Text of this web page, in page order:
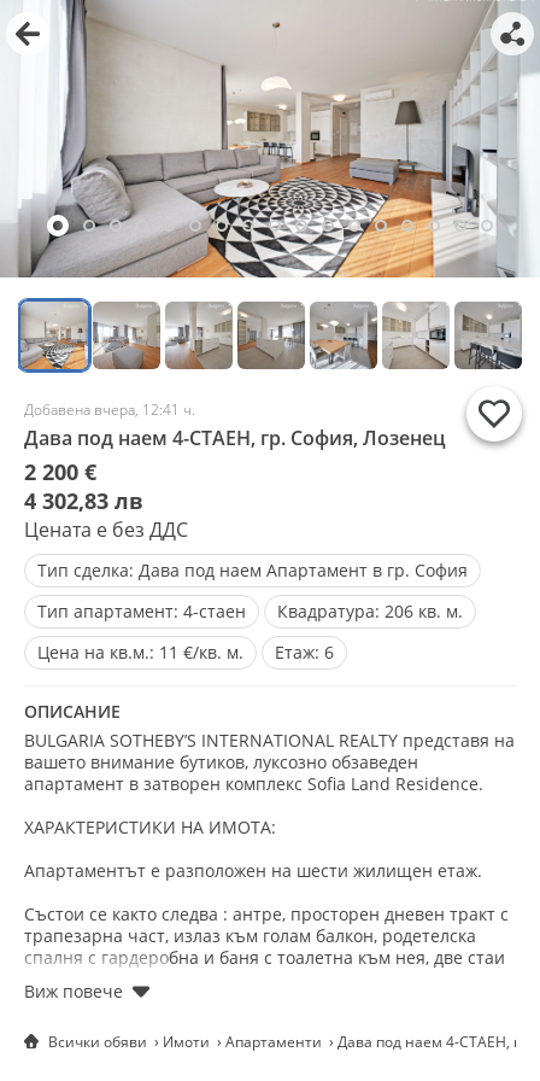
Добавена вчера, 12:41 ч.
Дава под наем 4-СТАЕН, гр. София, Лозенец
2 200 €
4 302,83 лв
Цената е без ДДС
Тип сделка: Дава под наем Апартамент в гр. София
Тип апартамент: 4-стаен Квадратура: 206 кв. м.
Цена на кв.м.: 11 €/кв. м. Eтаж: 6
ОПИСАНИЕ
BULGARIA SOTHEBY’S INTERNATIONAL REALTY представя на
вашето внимание бутиков, луксозно обзаведен
апартамент в затворен комплекс Sofia Land Residence.
ХАРАКТЕРИСТИКИ НА ИМОТА:
Апартаментът е разположен на шести жилищен етаж.
Състои се както следва : антре, просторен дневен тракт с
трапезарна част, излаз към голам балкон, родетелска
спалня с гардеробна и баня с тоалетна към нея, две стаи
Всички обяви Имоти Апартаменти Дава под наем 4-СТАЕН,